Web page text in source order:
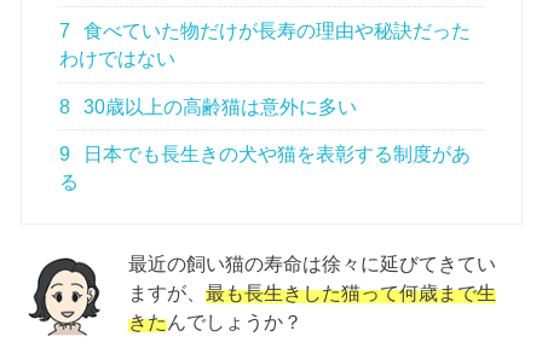
7
食べていた物だけが長寿の理由や秘訣だった
わけではない
8 30歳以上の高齢猫は意外に多い
9
日本でも長生きの犬や猫を表彰する制度があ
る
最近の飼い猫の寿命は徐々に延びてきてい
ますが、最も長生きした猫って何歳まで生
きたんでしょうか？